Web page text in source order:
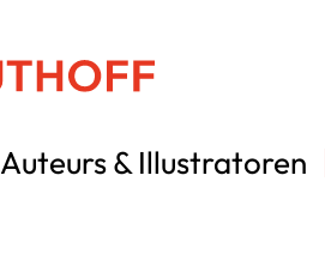
Auteurs & Illustratoren